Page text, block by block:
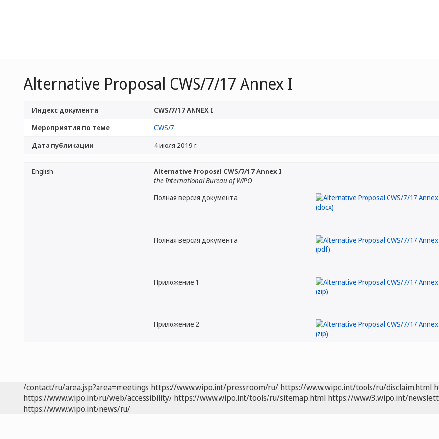
Alternative Proposal CWS/7/17 Annex I
Индекс документа
CWS/7/17 ANNEX I
Мероприятия по теме
CWS/7
Дата публикации
4 июля 2019 г.
English
Alternative Proposal CWS/7/17 Annex I
the International Bureau of WIPO
Полная версия документа
Полная версия документа
Приложение 1
Приложение 2
/contact/ru/area.jsp?area=meetings https://www.wipo.int/pressroom/ru/ https://www.wipo.int/tools/ru/disclaim.html
https://www.wipo.int/ru/web/accessibility/ https://www.wipo.int/tools/ru/sitemap.html https://www3.wipo.int/
https://www.wipo.int/news/ru/